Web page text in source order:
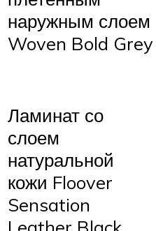
наружным слоем
Woven Bold Grey
Ламинат со
слоем
натуральной
кожи Floover
Sensation